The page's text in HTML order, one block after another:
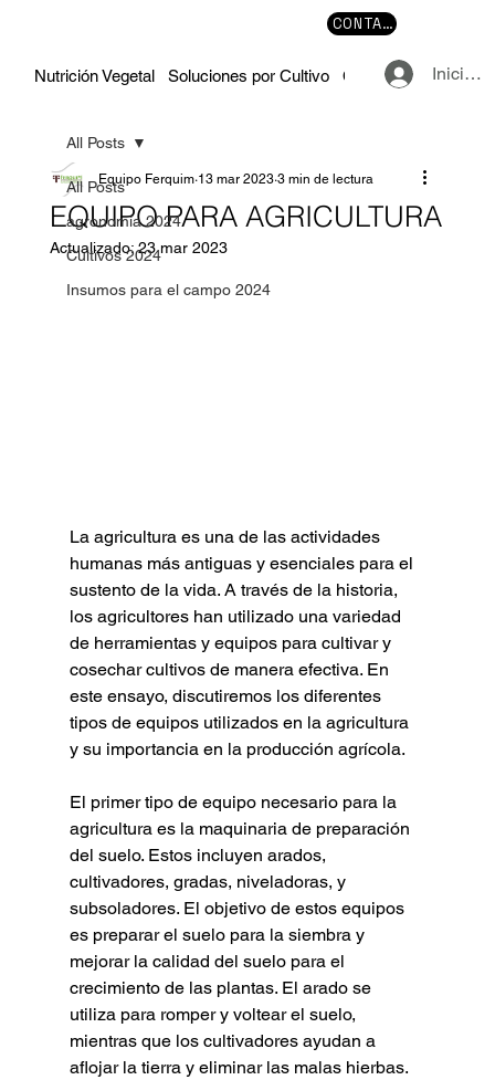
Nutrición Vegetal Soluciones por Cultivo Cursos y Manuales
CONTACTO
Iniciar
All Posts
agronomía 2024
Cultivos 2024
Insumos para el campo 2024
All Posts
EQUIPO PARA AGRICULTURA
Equipo Ferquim 13 mar 2023 3 min de lectura
Actualizado:23 mar 2023
La agricultura es una de las actividades
humanas más antiguas y esenciales para el
sustento de la vida. A través de la historia,
los agricultores han utilizado una variedad
de herramientas y equipos para cultivar y
cosechar cultivos de manera efectiva. En
este ensayo, discutiremos los diferentes
tipos de equipos utilizados en la agricultura
y su importancia en la producción agrícola.
El primer tipo de equipo necesario para la
agricultura es la maquinaria de preparación
del suelo. Estos incluyen arados,
cultivadores, gradas, niveladoras, y
subsoladores. El objetivo de estos equipos
es preparar el suelo para la siembra y
mejorar la calidad del suelo para el
crecimiento de las plantas. El arado se
utiliza para romper y voltear el suelo,
mientras que los cultivadores ayudan a
aflojar la tierra y eliminar las malas hierbas.